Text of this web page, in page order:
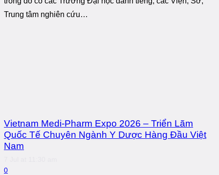
Trung tâm nghiên cứu…
Vietnam Medi-Pharm Expo 2026 – Triển Lãm
Quốc Tế Chuyên Ngành Y Dược Hàng Đầu Việt
Nam
0